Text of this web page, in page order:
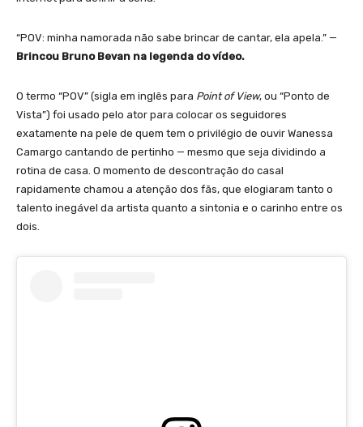
“POV: minha namorada não sabe brincar de cantar, ela apela.” —
Brincou Bruno Bevan na legenda do vídeo.
O termo “POV” (sigla em inglês para Point of View, ou “Ponto de
Vista”) foi usado pelo ator para colocar os seguidores
exatamente na pele de quem tem o privilégio de ouvir Wanessa
Camargo cantando de pertinho — mesmo que seja dividindo a
rotina de casa. O momento de descontração do casal
rapidamente chamou a atenção dos fãs, que elogiaram tanto o
talento inegável da artista quanto a sintonia e o carinho entre os
dois.